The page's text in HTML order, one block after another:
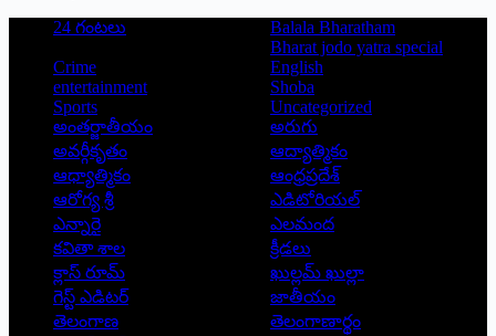
24 గంటలు
Balala Bharatham
Bharat jodo yatra special
Crime
English
entertainment
Shoba
Sports
Uncategorized
అంతర్జాతీయం
అరుగు
అవర్గీకృతం
ఆద్యాత్మికం
ఆధ్యాత్మికం
ఆంధ్రప్రదేశ్
ఆరోగ్య శ్రీ
ఎడిటోరియల్
ఎన్నారై
ఎలమంద
కవితా శాల
క్రీడలు
క్లాస్ రూమ్
ఖుల్లమ్ ఖుల్లా
గెస్ట్ ఎడిటర్
జాతీయం
తెలంగాణ
తెలంగాణార్థం